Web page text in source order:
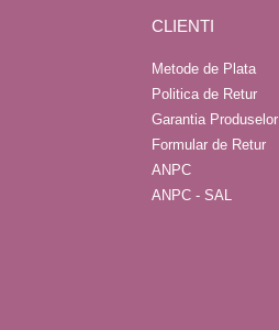
CLIENTI
Metode de Plata
Politica de Retur
Garantia Produselor
Formular de Retur
ANPC
ANPC - SAL